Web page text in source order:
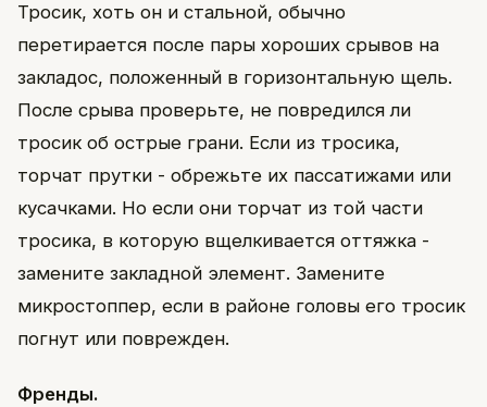
Тросик, хоть он и стальной, обычно
перетирается после пары хороших срывов на
закладос, положенный в горизонтальную щель.
После срыва проверьте, не повредился ли
тросик об острые грани. Если из тросика,
торчат прутки - обрежьте их пассатижами или
кусачками. Но если они торчат из той части
тросика, в которую вщелкивается оттяжка -
замените закладной элемент. Замените
микростоппер, если в районе головы его тросик
погнут или поврежден.
Френды.